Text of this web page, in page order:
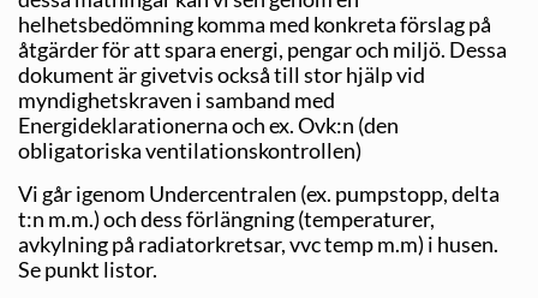
helhetsbedömning komma med konkreta förslag på
åtgärder för att spara energi, pengar och miljö. Dessa
dokument är givetvis också till stor hjälp vid
myndighetskraven i samband med
Energideklarationerna och ex. Ovk:n (den
obligatoriska ventilationskontrollen)
Vi går igenom Undercentralen (ex. pumpstopp, delta
t:n m.m.) och dess förlängning (temperaturer,
avkylning på radiatorkretsar, vvc temp m.m) i husen.
Se punkt listor.